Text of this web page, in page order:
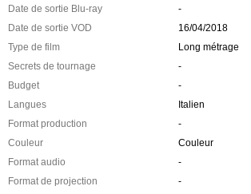
Date de sortie Blu-ray
-
Date de sortie VOD
16/04/2018
Type de film
Long métrage
Secrets de tournage
-
Budget
-
Langues
Italien
Format production
-
Couleur
Couleur
Format audio
-
Format de projection
-